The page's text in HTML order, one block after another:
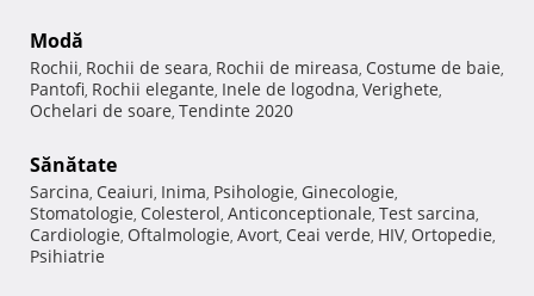
Modă
Rochii, Rochii de seara, Rochii de mireasa, Costume de baie,
Pantofi, Rochii elegante, Inele de logodna, Verighete,
Ochelari de soare, Tendinte 2020
Sănătate
Sarcina, Ceaiuri, Inima, Psihologie, Ginecologie,
Stomatologie, Colesterol, Anticonceptionale, Test sarcina,
Cardiologie, Oftalmologie, Avort, Ceai verde, HIV, Ortopedie,
Psihiatrie